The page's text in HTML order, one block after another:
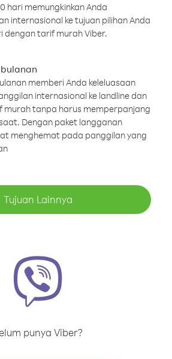
hari memungkinkan Anda
internasional ke tujuan pilihan Anda
dengan tarif murah Viber.
memberi Anda keleluasaan
internasional ke landline dan
murah tanpa harus memperpanjang
Dengan paket langganan
menghemat pada panggilan yang
Tujuan Lainnya
punya Viber?